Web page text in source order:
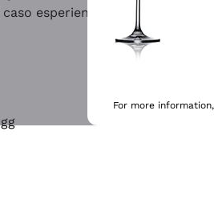
esperienza buona e lo
For more